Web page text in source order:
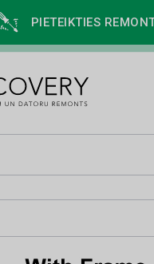
PIETEIKTIES